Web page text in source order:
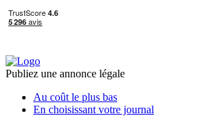
Publiez une annonce légale
Au coût le plus bas
En choisissant votre journal